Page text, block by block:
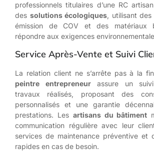
professionnels titulaires d’une RC
des solutions écologiques, utilisant
émission de COV et des matériaux
répondre aux exigences
Service Après-Vente et Suivi
La relation client ne s’arrête pas à la
peintre entrepreneurassure un
travaux réalisés, proposant des
personnalisés et une garantie
prestations. Les artisans du bâtiment
communication régulière avec leur
services de maintenance préventive et
rapides en cas de besoin.